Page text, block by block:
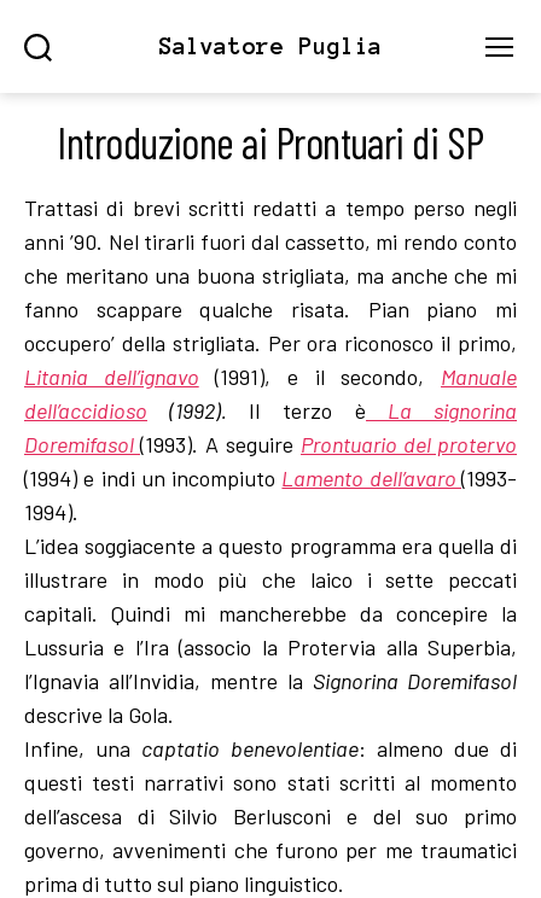
Salvatore Puglia
Introduzione ai Prontuari di SP
Trattasi di brevi scritti redatti a tempo perso negli
anni ’90. Nel tirarli fuori dal cassetto, mi rendo conto
che meritano una buona strigliata, ma anche che mi
fanno scappare qualche risata. Pian piano mi
occupero’ della strigliata. Per ora riconosco il primo,
Litania dell’ignavo (1991), e il secondo, Manuale
dell’accidioso (1992). Il terzo è La signorina
Doremifasol(1993). A seguire Prontuario del protervo
(1994) e indi un incompiuto Lamento dell’avaro(1993-
1994).
L’idea soggiacente a questo programma era quella di
illustrare in modo più che laico i sette peccati
capitali. Quindi mi mancherebbe da concepire la
Lussuria e l’Ira (associo la Protervia alla Superbia,
l’Ignavia all’Invidia, mentre la Signorina Doremifasol
descrive la Gola.
Infine, una captatio benevolentiae: almeno due di
questi testi narrativi sono stati scritti al momento
dell’ascesa di Silvio Berlusconi e del suo primo
governo, avvenimenti che furono per me traumatici
prima di tutto sul piano linguistico.